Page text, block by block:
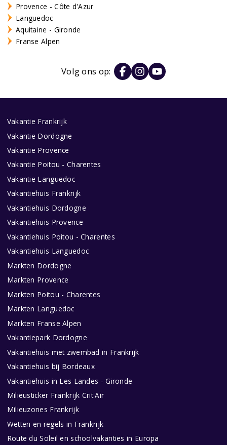
Provence - Côte d'Azur
Languedoc
Aquitaine - Gironde
Franse Alpen
Volg ons op:
Vakantie Frankrijk
Vakantie Dordogne
Vakantie Provence
Vakantie Poitou - Charentes
Vakantie Languedoc
Vakantiehuis Frankrijk
Vakantiehuis Dordogne
Vakantiehuis Provence
Vakantiehuis Poitou - Charentes
Vakantiehuis Languedoc
Markten Dordogne
Markten Provence
Markten Poitou - Charentes
Markten Languedoc
Markten Franse Alpen
Vakantiepark Dordogne
Vakantiehuis met zwembad in Frankrijk
Vakantiehuis bij Bordeaux
Vakantiehuis in Les Landes - Gironde
Milieusticker Frankrijk Crit'Air
Milieuzones Frankrijk
Wetten en regels in Frankrijk
Route du Soleil en schoolvakanties in Europa